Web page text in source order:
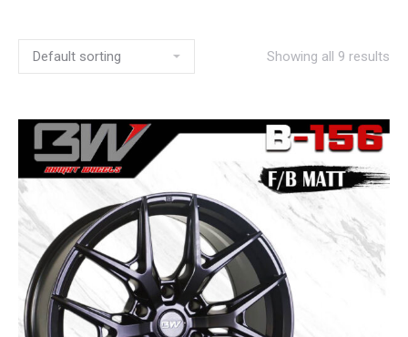
Showing all 9 results